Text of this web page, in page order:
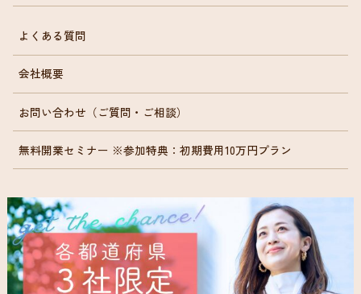
よくある質問
会社概要
お問い合わせ（ご質問・ご相談）
無料開業セミナー ※参加特典：初期費用10万円プラン